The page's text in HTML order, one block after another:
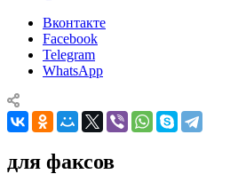
Вконтакте
Facebook
Telegram
WhatsApp
для факсов